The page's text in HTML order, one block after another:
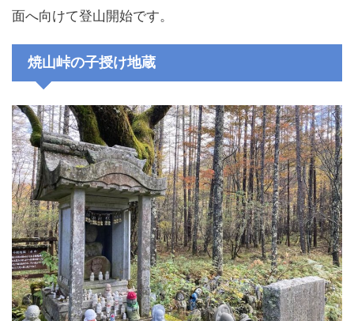
面へ向けて登山開始です。
焼山峠の子授け地蔵